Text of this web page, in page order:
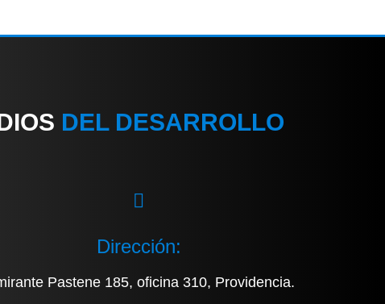
DEL DESARROLLO
Dirección:
Pastene 185, oficina 310, Providencia.